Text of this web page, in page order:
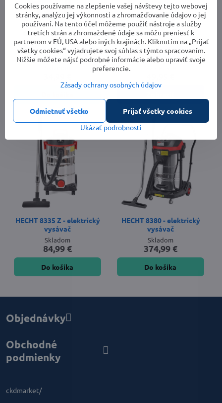
HECHT 8215 - elektrický
vysávač
HECHT 8330 - elektrický
vysávač
HECHT 8335 Z - elektrický
vysávač
Skladom
84,99 €
Do košíka
HECHT 8380 - elektrický
vysávač
Skladom
374,99 €
Do košíka
Objednávky
Obchodné
podmienky
ckdmarket/
Cookies používame na zlepšenie vašej návštevy tejto webovej
stránky, analýzu jej výkonnosti a zhromažďovanie údajov o jej
používaní. Na tento účel môžeme použiť nástroje a služby
tretích strán a zhromaždené údaje sa môžu preniesť k
partnerom v EÚ, USA alebo iných krajinách. Kliknutím na „Prijať
všetky cookies“ vyjadrujete svoj súhlas s týmto spracovaním.
Nižšie môžete nájsť podrobné informácie alebo upraviť svoje
preferencie.
Zásady ochrany osobných údajov
Ukázať podrobnosti
Prijať všetky cookies
Odmietnuť všetko